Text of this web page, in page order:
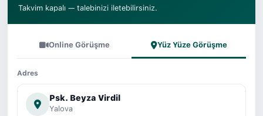
Takvim kapalı — talebinizi iletebilirsiniz.
Online Görüşme Yüz Yüze Görüşme
Adres
Psk. Beyza Virdil
Yalova